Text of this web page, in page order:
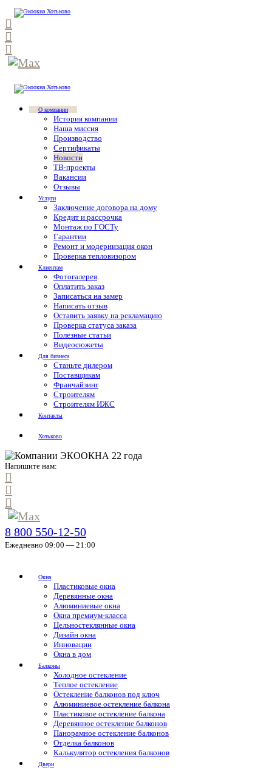
О компании
История компании
Наша миссия
Производство
Сертификаты
Новости
ТВ-проекты
Вакансии
Отзывы
Услуги
Заключение договора на дому
Кредит и рассрочка
Монтаж по ГОСТу
Гарантии
Ремонт и модернизация окон
Проверка тепловизором
Клиентам
Фотогалерея
Оплатить заказ
Записаться на замер
Написать отзыв
Оставить заявку на рекламацию
Проверка статуса заказа
Полезные статьи
Видеосюжеты
Для бизнеса
Станьте дилером
Поставщикам
Франчайзинг
Строителям
Строителям ИЖС
Контакты
Хотьково
Напишите нам:
8 800 550-12-50
Ежедневно 09:00 — 21:00
Окна
Пластиковые окна
Деревянные окна
Алюминиевые окна
Окна премиум-класса
Цельностеклянные окна
Дизайн окна
Инновации
Окна в дом
Балконы
Холодное остекление
Теплое остекление
Остекление балконов под ключ
Алюминиевое остекление балкона
Пластиковое остекление балкона
Деревянное остекление балконов
Панорамное остекление балконов
Отделка балконов
Калькулятор остекления балконов
Двери